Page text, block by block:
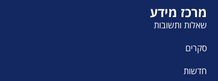
מרכז מידע
שאלות ותשובות
סקרים
חדשות